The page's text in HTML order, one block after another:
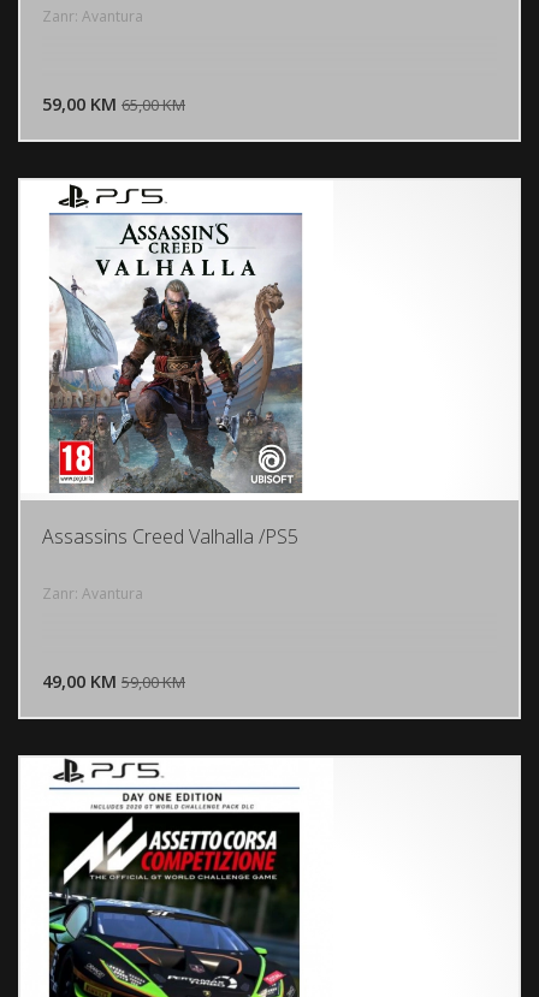
Zanr: Avantura
59,00 KM 65,00 KM
Assassins Creed Valhalla /PS5
Zanr: Avantura
49,00 KM 59,00 KM